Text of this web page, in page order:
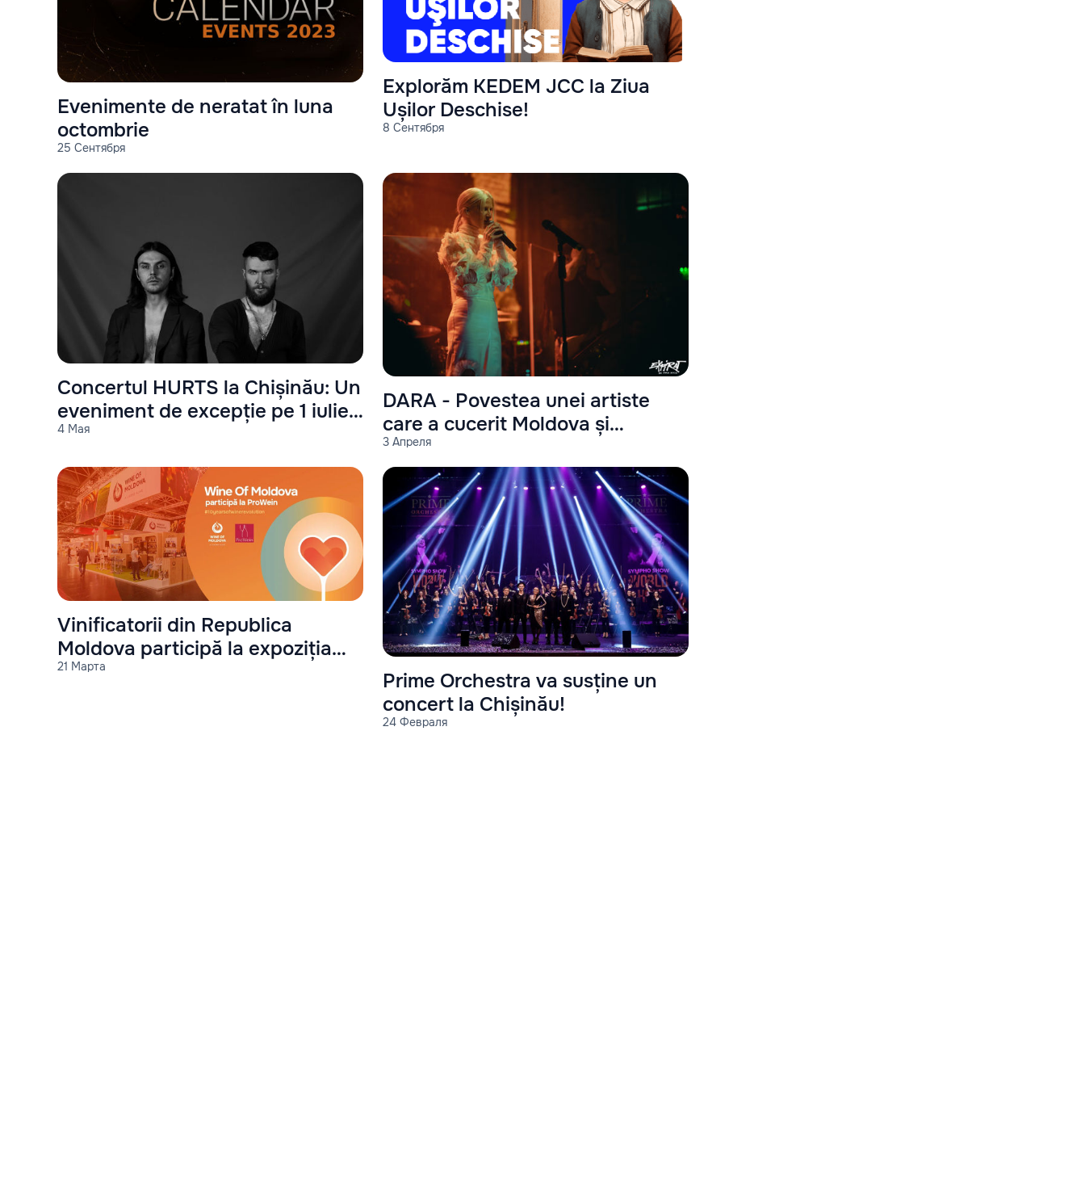
25 Сентября
Evenimente de neratat în luna
octombrie
8 Сентября
Explorăm KEDEM JCC la Ziua
Ușilor Deschise!
4 Мая
Concertul HURTS la Chișinău: Un
eveniment de excepție pe 1 iulie
2023
3 Апреля
DARA - Povestea unei artiste
care a cucerit Moldova și
România
21 Марта
Vinificatorii din Republica
Moldova participă la expoziția
ProWein-2023
24 Февраля
Prime Orchestra va susține un
concert la Chișinău!